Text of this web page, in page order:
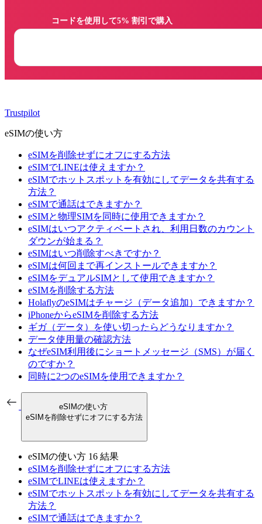
Trustpilot
eSIMの使い方
eSIMを削除せずにオフにする方法
eSIMでLINEは使えますか？
eSIMでホットスポットを有効にしてデータを共有する
方法？
eSIMで通話はできますか？
eSIMと物理SIMを同時に使用できますか？
eSIMはいつアクティベートされ、利用日数のカウント
ダウンが始まる？
eSIMはいつ削除すべきですか？
eSIMは何回まで再インストールできますか？
eSIMをデュアルSIMとして使用できますか？
eSIMを削除する方法
HolaflyのeSIMはチャージ（データ追加）できますか？
iPhoneからeSIMを削除する方法
ギガ（データ）を使い切ったらどうなりますか？
データ使用量の確認方法
なぜeSIM利用後にショートメッセージ（SMS）が届く
のですか？
同時に2つのeSIMを使用できますか？
eSIMの使い方
eSIMを削除せずにオフにする方法
eSIMの使い方 16 結果
eSIMを削除せずにオフにする方法
eSIMでLINEは使えますか？
eSIMでホットスポットを有効にしてデータを共有する
方法？
eSIMで通話はできますか？